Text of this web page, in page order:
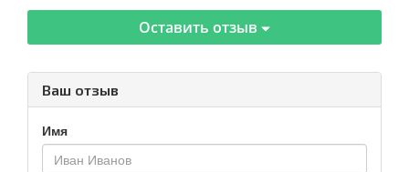
Оставить отзыв
Ваш отзыв
Имя